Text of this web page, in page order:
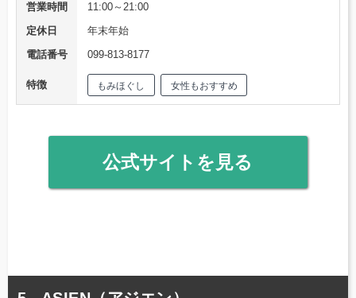
営業時間
11:00～21:00
定休日
年末年始
電話番号
099-813-8177
特徴 もみほぐし 女性もおすすめ
公式サイトを見る